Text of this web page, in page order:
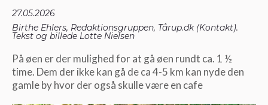
27.05.2026
Birthe Ehlers, Redaktionsgruppen, Tårup.dk (Kontakt).
Tekst og billede Lotte Nielsen
På øen er der mulighed for at gå øen rundt ca. 1 ½
time. Dem der ikke kan gå de ca 4-5 km kan nyde den
gamle by hvor der også skulle være en cafe